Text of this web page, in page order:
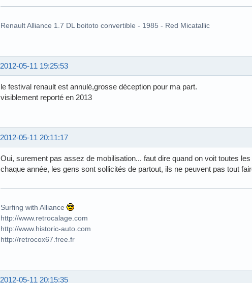
Renault Alliance 1.7 DL boitoto convertible - 1985 - Red Micatallic
2012-05-11 19:25:53
le festival renault est annulé,grosse déception pour ma part.
visiblement reporté en 2013
2012-05-11 20:11:17
Oui, surement pas assez de mobilisation... faut dire quand on voit toutes
chaque année, les gens sont sollicités de partout, ils ne peuvent pas tout
Surfing with Alliance
http://www.retrocalage.com
http://www.historic-auto.com
http://retrocox67.free.fr
2012-05-11 20:15:35